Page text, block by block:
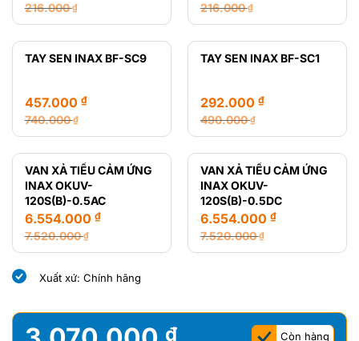
216.000₫
Giá
gốc
là:
Giá
hiện
tại
216.000₫
Giá
gốc
là:
Giá
hiện
tại
TAY SEN INAX BF-SC9
740.000₫
Giá
gốc
là:
740.000 ₫.
457.000 ₫
Giá
hiện
tại
là:
457.000 ₫.
TAY SEN INAX BF-SC1
490.000₫
Giá
gốc
là:
490.000 ₫.
292.000 ₫
Giá
hiện
tại
là:
292.000 ₫.
VAN XẢ TIỂU CẢM ỨNG
INAX OKUV-
120S(B)-0.5AC
7.520.000₫
Giá
gốc
là:
6.554.000 ₫
Giá
hiện
tại
6.554.000 ₫.
VAN XẢ TIỂU CẢM ỨNG
INAX OKUV-
120S(B)-0.5DC
7.520.000₫
Giá
6.554.000 ₫
Giá
6.554.000 ₫.
Xuất xứ: Chính hãng
₫
Còn hàng